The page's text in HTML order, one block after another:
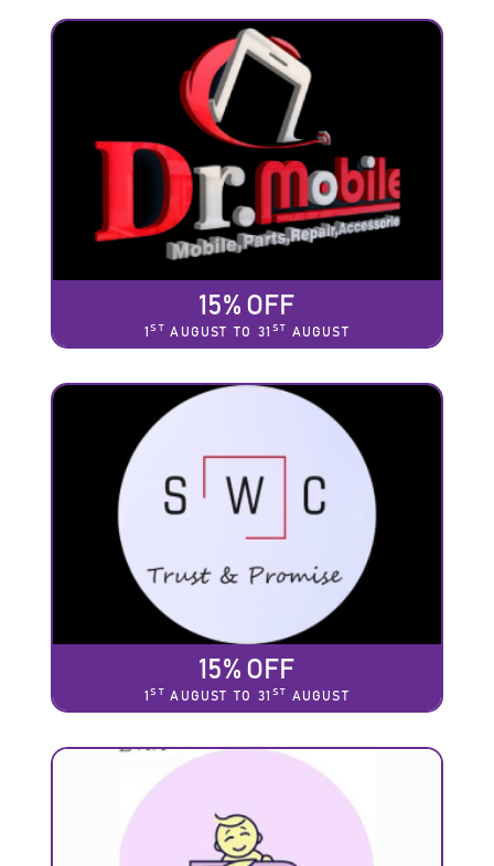
15% OFF
1ST AUGUST TO 31 ST AUGUST
15% OFF
1ST AUGUST TO 31 ST AUGUST